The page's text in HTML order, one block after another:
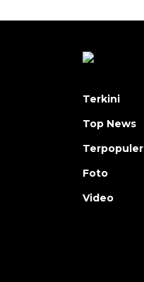
Terkini
Top News
Terpopuler
Foto
Video